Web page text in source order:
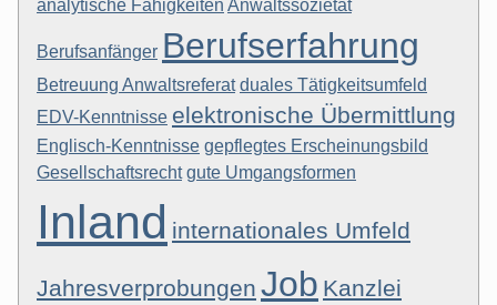
analytische Fähigkeiten Anwaltssozietät
Berufsanfänger Berufserfahrung
Betreuung Anwaltsreferat duales Tätigkeitsumfeld
EDV-Kenntnisse elektronische Übermittlung
Englisch-Kenntnisse gepflegtes Erscheinungsbild
Gesellschaftsrecht gute Umgangsformen
Inland internationales Umfeld
Jahresverprobungen Job Kanzlei